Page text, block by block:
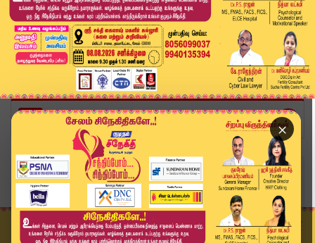
×
Home
ஆன்மிகம்
குடும்பம் ஆரோக்யத்துடன் வாழ தன்வந்திரி யந்திர ப...